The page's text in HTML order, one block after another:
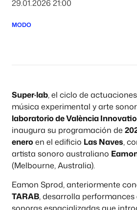
29.01.2026 21:00
MODO
Super·lab, el ciclo de
música experimental y arte
laboratorio de València
inaugura su programación de
eneroen el edificio Las Naves,
artista sonoro australiano
(Melbourne, Australia).
Eamon Sprod, anteriormente
TARAB, desarrolla
sonoras espacializadas que